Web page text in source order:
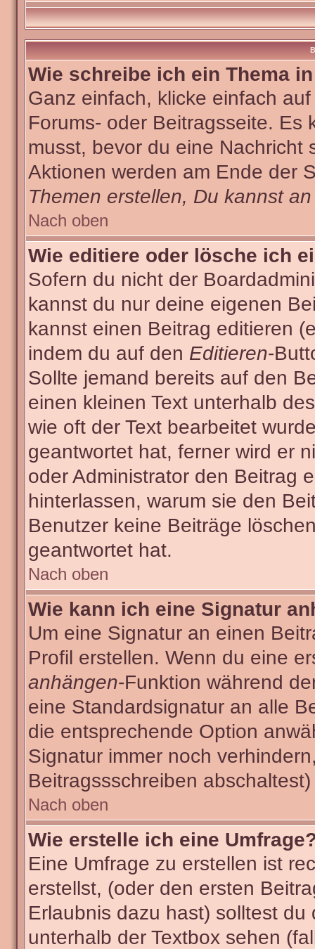
Wie schreibe ich ein Thema
Ganz einfach, klicke einfach
Forums- oder Beitragsseite. Es
musst, bevor du eine
Aktionen werden am Ende der
Themen erstellen, Du kannst
Nach oben
Wie editiere oder lösche ich
Sofern du nicht der
kannst du nur deine eigenen
kannst einen Beitrag editieren
indem du auf den Editieren-
Sollte jemand bereits auf den
einen kleinen Text unterhalb
wie oft der Text bearbeitet
geantwortet hat, ferner wird er
oder Administrator den Beitrag
hinterlassen, warum sie den
Benutzer keine Beiträge
geantwortet hat.
Nach oben
Wie kann ich eine Signatur
Um eine Signatur an einen
Profil erstellen. Wenn du eine
anhängen-Funktion während
eine Standardsignatur an alle
die entsprechende Option
Signatur immer noch
Beitragssschreiben abschaltest)
Nach oben
Wie erstelle ich eine
Eine Umfrage zu erstellen ist
erstellst, (oder den ersten
Erlaubnis dazu hast) solltest
unterhalb der Textbox sehen